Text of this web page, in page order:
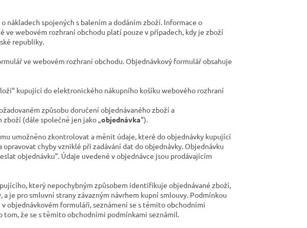
nákladech spojených s balením a dodáním zboží. Informace o
ve webovém rozhraní obchodu platí pouze v případech, kdy je zboží
republiky.
ve webovém rozhraní obchodu. Objednávkový formulář obsahuje
kupující do elektronického nákupního košíku webového rozhraní
způsobu doručení objednávaného zboží a
zboží (dále společně jen jako „objednávka“).
umožněno zkontrolovat a měnit údaje, které do objednávky kupující
chyby vzniklé při zadávání dat do objednávky. Objednávku
objednávku“. Údaje uvedené v objednávce jsou prodávajícím
který nepochybným způsobem identifikuje objednávané zboží,
je pro smluvní strany závazným návrhem kupní smlouvy. Podmínkou
objednávkovém formuláři, seznámení se s těmito obchodními
že se s těmito obchodními podmínkami seznámil.